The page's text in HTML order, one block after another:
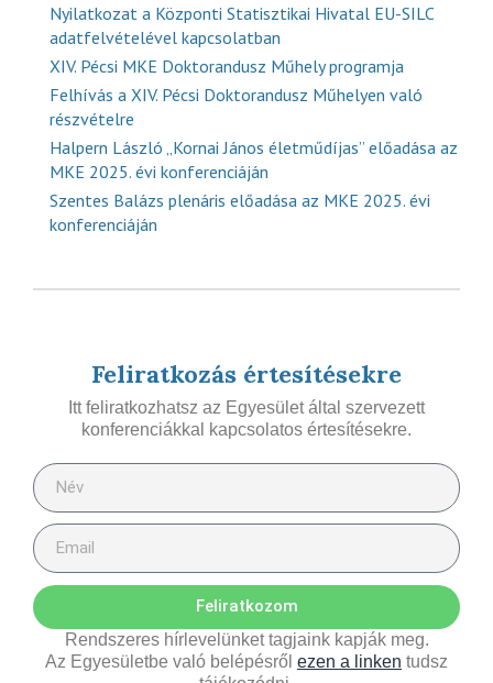
Nyilatkozat a Központi Statisztikai Hivatal EU-SILC
adatfelvételével kapcsolatban
XIV. Pécsi MKE Doktorandusz Műhely programja
Felhívás a XIV. Pécsi Doktorandusz Műhelyen való
részvételre
Halpern László „Kornai János életműdíjas” előadása az
MKE 2025. évi konferenciáján
Szentes Balázs plenáris előadása az MKE 2025. évi
konferenciáján
Feliratkozás értesítésekre
Itt feliratkozhatsz az Egyesület által szervezett
konferenciákkal kapcsolatos értesítésekre.
Feliratkozom
Rendszeres hírlevelünket tagjaink kapják meg.
Az Egyesületbe való belépésről ezen a linken tudsz